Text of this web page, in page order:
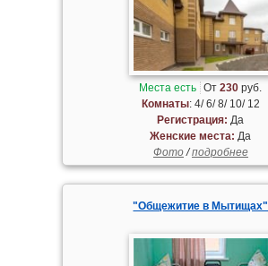
Места есть От230 руб.
Комнаты: 4/ 6/ 8/ 10/ 12
Регистрация: Да
Женские места: Да
Фото/подробнее
"Общежитие в Мытищах"